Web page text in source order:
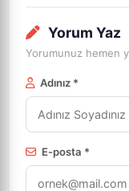
Yorum Yaz
Yorumunuz hemen
Adınız *
E-posta *